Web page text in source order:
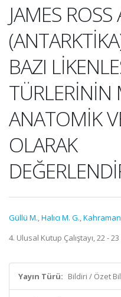
JAMES ROSS
BAZI
TÜRLERİNİN
ANATOMİK
OLARAK
Güllü M.,Halıcı M. G.,Kahraman
4. Ulusal Kutup Çalıştayı, 22 -
Yayın Türü: Bildiri / Özet